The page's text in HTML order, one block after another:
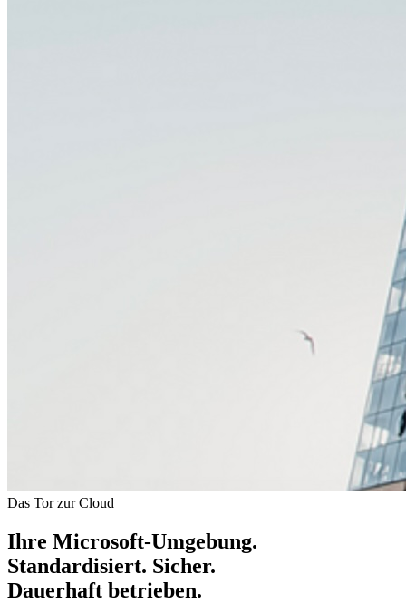
Das Tor zur Cloud
Ihre Microsoft-Umgebung.
Standardisiert. Sicher.
Dauerhaft betrieben.